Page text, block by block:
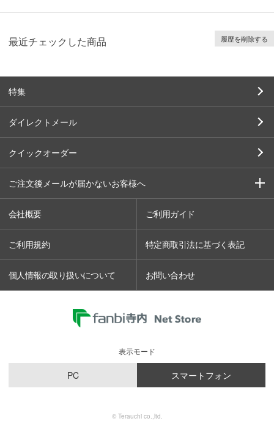
最近チェックした商品 履歴を削除する
特集
ダイレクトメール
クイックオーダー
ご注文後メールが届かないお客様へ
会社概要 ご利用ガイド
ご利用規約 特定商取引法に基づく表記
個人情報の取り扱いについて お問い合わせ
表示モード
PC スマートフォン
© Terauchi co.,ltd.